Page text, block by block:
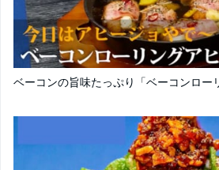
ベーコンの旨味たっぷり「ベーコンロー